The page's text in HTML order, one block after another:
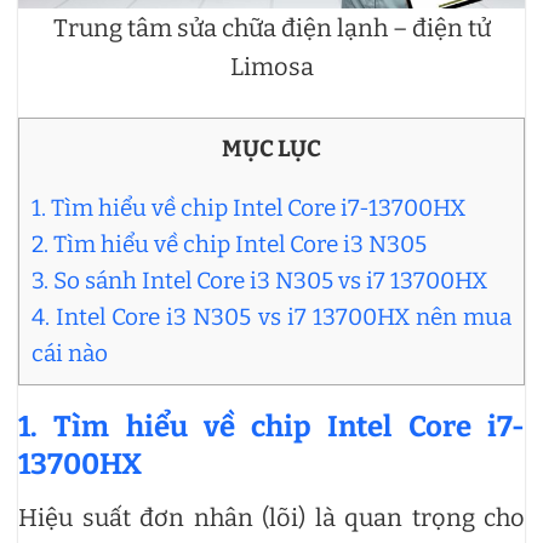
Trung tâm sửa chữa điện lạnh – điện tử
Limosa
MỤC LỤC
1. Tìm hiểu về chip Intel Core i7-13700HX
2. Tìm hiểu về chip Intel Core i3 N305
3. So sánh Intel Core i3 N305 vs i7 13700HX
4. Intel Core i3 N305 vs i7 13700HX nên mua
cái nào
1. Tìm hiểu về chip Intel Core i7-
13700HX
Hiệu suất đơn nhân (lõi) là quan trọng cho